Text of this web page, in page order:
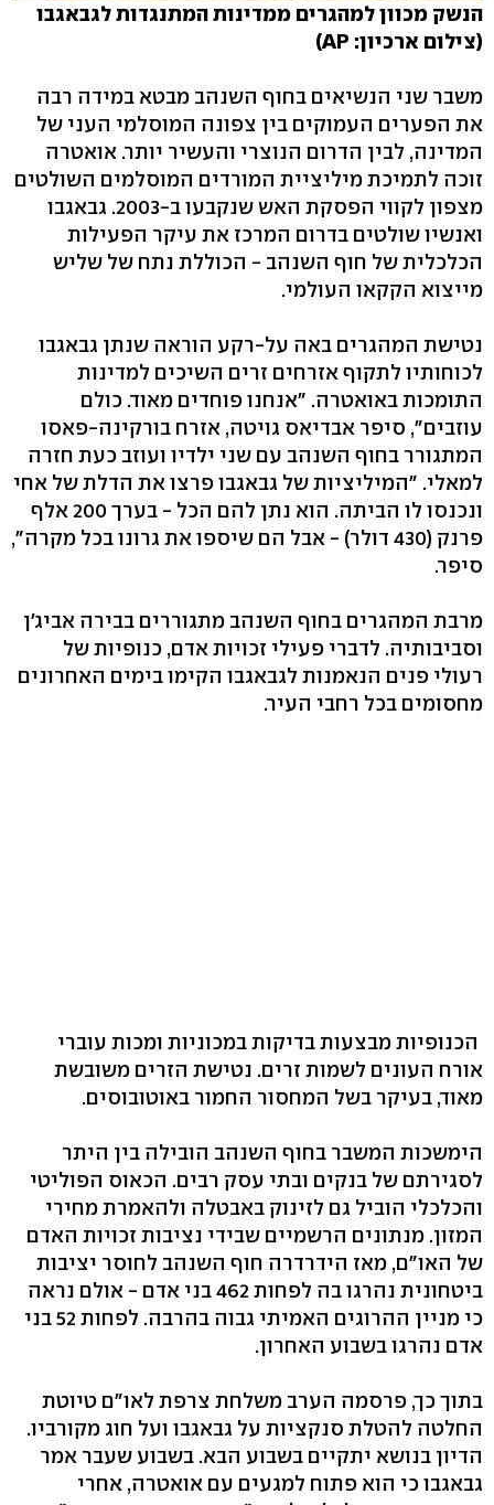
הנשק מכוון למהגרים ממדינות המתנגדות לגבאגבו
(צילום ארכיון: AP)
משבר שני הנשיאים בחוף השנהב מבטא במידה רבה
את הפערים העמוקים בין צפונה המוסלמי העני של
המדינה, לבין הדרום הנוצרי והעשיר יותר. אואטרה
זוכה לתמיכת מיליציית המורדים המוסלמים השולטים
מצפון לקווי הפסקת האש שנקבעו ב-2003. גבאגבו
ואנשיו שולטים בדרום המרכז את עיקר הפעילות
הכלכלית של חוף השנהב - הכוללת נתח של שליש
מייצוא הקקאו העולמי.
נטישת המהגרים באה על-רקע הוראה שנתן גבאגבו
לכוחותיו לתקוף אזרחים זרים השיכים למדינות
התומכות באואטרה. "אנחנו פוחדים מאוד. כולם
עוזבים", סיפר אבדיאס גויטה, אזרח בורקינה-פאסו
המתגורר בחוף השנהב עם שני ילדיו ועוזב כעת חזרה
למאלי. "המיליציות של גבאגבו פרצו את הדלת של אחי
ונכנסו לו הביתה. הוא נתן להם הכל - בערך 200 אלף
פרנק (430 דולר) - אבל הם שיספו את גרונו בכל מקרה",
סיפר.
מרבת המהגרים בחוף השנהב מתגוררים בבירה אביג'ן
וסביבותיה. לדברי פעילי זכויות אדם, כנופיות של
רעולי פנים הנאמנות לגבאגבו הקימו בימים האחרונים
מחסומים בכל רחבי העיר.
הכנופיות מבצעות בדיקות במכוניות ומכות עוברי
אורח העונים לשמות זרים. נטישת הזרים משובשת
מאוד, בעיקר בשל המחסור החמור באוטובוסים.
הימשכות המשבר בחוף השנהב הובילה בין היתר
לסגירתם של בנקים ובתי עסק רבים. הכאוס הפוליטי
והכלכלי הוביל גם לזינוק באבטלה ולהאמרת מחירי
המזון. מנתונים הרשמיים שבידי נציבות זכויות האדם
של האו"ם, מאז הידרדרה חוף השנהב לחוסר יציבות
ביטחונית נהרגו בה לפחות 462 בני אדם - אולם נראה
כי מניין ההרוגים האמיתי גבוה בהרבה. לפחות 52 בני
אדם נהרגו בשבוע האחרון.
בתוך כך, פרסמה הערב משלחת צרפת לאו"ם טיוטת
החלטה להטלת סנקציות על גבאגבו ועל חוג מקורביו.
הדיון בנושא יתקיים בשבוע הבא. בשבוע שעבר אמר
גבאגבו כי הוא פתוח למגעים עם אואטרה, אחרי